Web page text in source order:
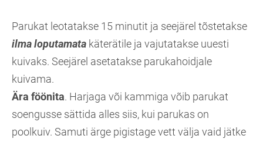
Parukat leotatakse 15 minutit ja seejärel tõstetakse
ilma loputamata käterätile ja vajutatakse uuesti
kuivaks. Seejärel asetatakse parukahoidjale
kuivama.
Ära föönita. Harjaga või kammiga võib parukat
soengusse sättida alles siis, kui parukas on
poolkuiv. Samuti ärge pigistage vett välja vaid jätke